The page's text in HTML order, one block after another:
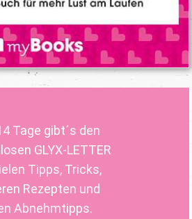
Tage gibt´s den
GLYX-LETTER
Tipps, Tricks,
Rezepten und
Abnehmtipps.